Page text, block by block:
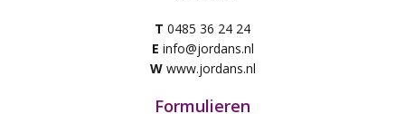
T 0485 36 24 24
E info@jordans.nl
W www.jordans.nl
Formulieren